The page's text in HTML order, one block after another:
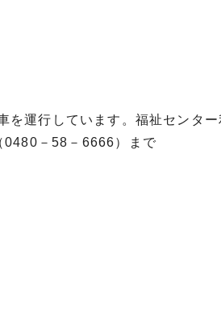
運行しています。福祉センタ
0480－58－6666）まで